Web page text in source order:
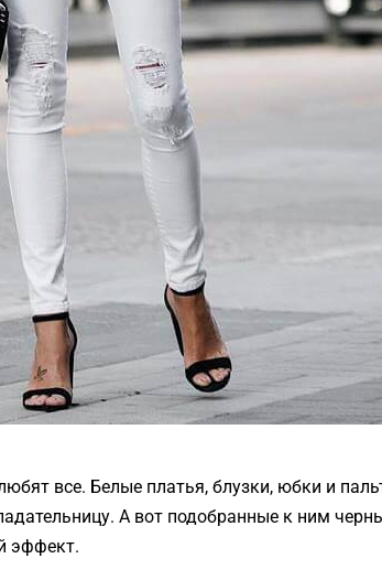
все. Белые платья, блузки, юбки и
А вот подобранные к ним
эффект.